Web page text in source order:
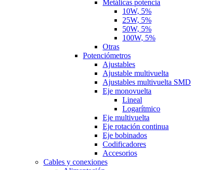
Metálicas potencia
10W, 5%
25W, 5%
50W, 5%
100W, 5%
Otras
Potenciómetros
Ajustables
Ajustable multivuelta
Ajustables multivuelta SMD
Eje monovuelta
Lineal
Logarítmico
Eje multivuelta
Eje rotación continua
Eje bobinados
Codificadores
Accesorios
Cables y conexiones